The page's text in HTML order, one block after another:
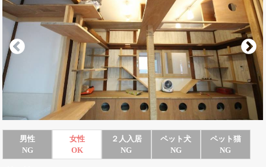
男性
NG
女性
OK
２人入居
NG
ペット犬
NG
ペット猫
NG